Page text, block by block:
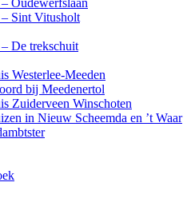
Oudewerfslaan
Sint Vitusholt
De trekschuit
Westerlee-Meeden
bij Meedenertol
Zuiderveen Winschoten
in Nieuw Scheemda en ’t Waar